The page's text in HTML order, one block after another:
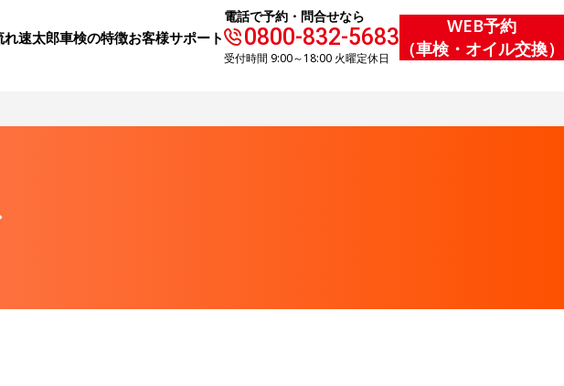
れ速太郎⾞検の特徴お客様サポート
電話で予約・問合せなら
0800-832-5683
受付時間 9:00～18:00 火曜定休日
WEB予約
（車検・オイル交換）